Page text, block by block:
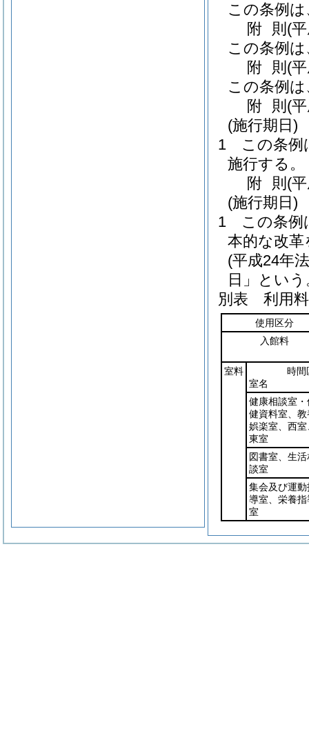
この条例
附 則 (
この条例
附 則 (
この条例
附 則 (
(施行期日)
1
この条例
施行する。
附 則 (
(施行期日)
1
この条例
本的な改
(平成24年
日」という
別表 利用料
使用区分
入館料
室料
時間
室名
健康相談室・
健資料室、教
娯楽室、西室
東室
図書室、生活
談室
集会及び運動
導室、栄養指
室